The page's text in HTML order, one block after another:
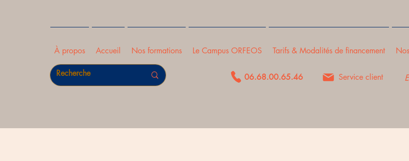
À propos Accueil Nos formations Le Campus ORFEOS Tarifs & Modalités de financement
06.68.00.65.46 Service client